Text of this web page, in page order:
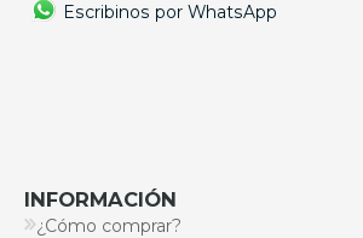
Escribinos por WhatsApp
INFORMACIÓN
¿Cómo comprar?